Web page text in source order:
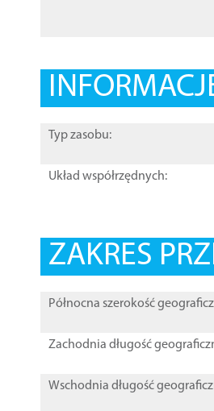
Typ zasobu:
Układ współrzędnych:
ZAKRES
Północna szerokość
Zachodnia długość
Wschodnia długość